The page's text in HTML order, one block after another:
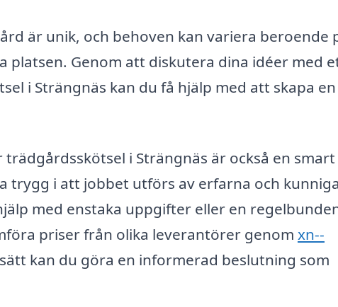
är unik, och behoven kan variera beroende
platsen. Genom att diskutera dina idéer med
i Strängnäs kan du få hjälp med att skapa
i Strängnäs är också en smart
trygg i att jobbet utförs av erfarna och kunniga
med enstaka uppgifter eller en
priser från olika leverantörer genom xn--
sätt kan du göra en informerad beslutning som